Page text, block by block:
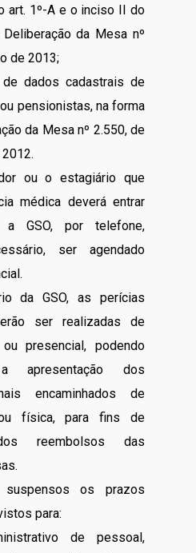
art. 1º-A e o inciso II do
da Mesa nº
de 2013;
dados cadastrais de
pensionistas, na forma
da Mesa nº 2.550, de
ou o estagiário que
médica deverá entrar
GSO, por telefone,
ser agendado
da GSO, as perícias
ser realizadas de
presencial, podendo
apresentação dos
encaminhados de
física, para fins de
reembolsos das
os prazos
para:
de pessoal,